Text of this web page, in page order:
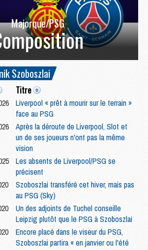
Majorque/PSG
Szoboszlai
Titre
Liverpool « prêt à mourir sur le terrain »
face au PSG
Après la déroute de Liverpool, Slot et
un de ses joueurs n'ont pas la même
vision
Les absents de Liverpool/PSG se
précisent
Szoboszlai transféré cet hiver, mais pas
au PSG (Sky)
Un des adjoints de Tuchel conseille
Leipzig plutôt que le PSG à Szoboszlai
Encore placé dans le viseur du PSG,
Szoboszlai partira « en janvier ou l'été